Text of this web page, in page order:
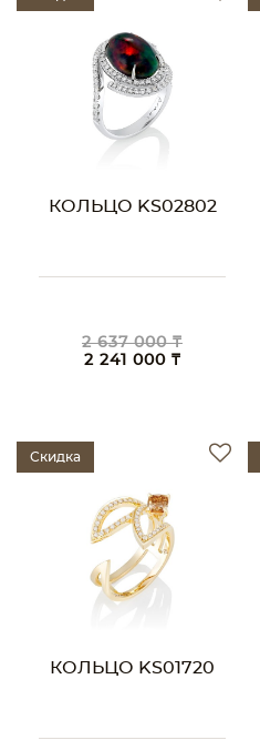
КОЛЬЦО KS02802
2 637 000 ₸
2 241 000 ₸
Скидка
КОЛЬЦО KS01720